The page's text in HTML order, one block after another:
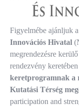
Figyelmébe ajánljuk a
Innovációs Hivatal
megrendezésre kerülő
rendezvény keretében
keretprogramnak a
Kutatási Térség
participation and